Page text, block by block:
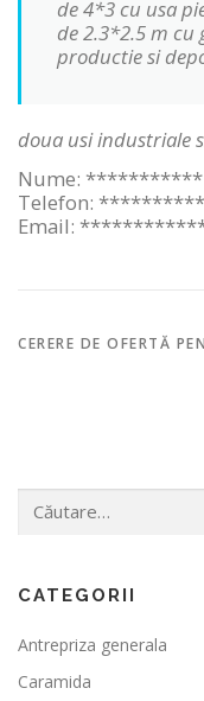
de 4*3 cu usa
de 2.3*2.5 m cu
productie si
doua usi industriale
Nume: ***********
Telefon:
Email:
CERERE DE OFERTĂ
după:
CATEGORII
Antrepriza generala
Caramida